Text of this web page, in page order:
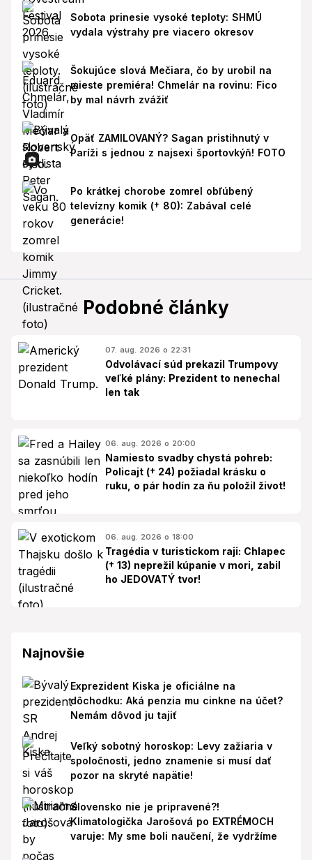
Sobota prinesie vysoké teploty: SHMÚ
vydala výstrahy pre viacero okresov
Šokujúce slová Mečiara, čo by urobil na
mieste premiéra! Chmelár na rovinu: Fico
by mal návrh zvážiť
Opäť ZAMILOVANÝ? Sagan pristihnutý v
Paríži s jednou z najsexi športovkýň! FOTO
Po krátkej chorobe zomrel obľúbený
televízny komik († 80): Zabával celé
generácie!
Podobné články
07. aug. 2026 o 22:31
Odvolávací súd prekazil Trumpovy
veľké plány: Prezident to nenechal
len tak
06. aug. 2026 o 20:00
Namiesto svadby chystá pohreb:
Policajt († 24) požiadal krásku o
ruku, o pár hodín za ňu položil život!
06. aug. 2026 o 18:00
Tragédia v turistickom raji: Chlapec
(† 13) neprežil kúpanie v mori, zabil
ho JEDOVATÝ tvor!
Najnovšie
Exprezident Kiska je oficiálne na
dôchodku: Aká penzia mu cinkne na účet?
Nemám dôvod ju tajiť
Veľký sobotný horoskop: Levy zažiaria v
spoločnosti, jedno znamenie si musí dať
pozor na skryté napätie!
Slovensko nie je pripravené?!
Klimatologička Jarošová po EXTRÉMOCH
varuje: My sme boli naučení, že vydržíme